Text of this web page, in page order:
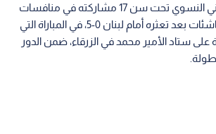
اختتم المنتخب الوطني النسوي تحت سن 17 مشاركته في منافسات
بطولة غرب آسيا للناشئات بعد تعثره أمام لبنان 0-5، في المباراة التي
ستاد الأمير محمد في الزرقاء، ضمن الدور